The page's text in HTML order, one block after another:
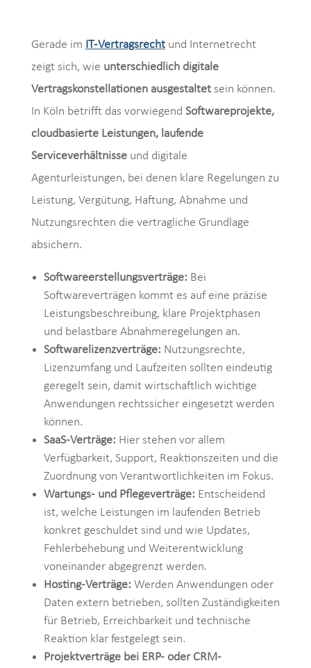
Gerade im IT-Vertragsrechtund Internetrecht
zeigt sich, wie unterschiedlich digitale
Vertragskonstellationen ausgestaltetsein können.
In Köln betrifft das vorwiegend Softwareprojekte,
cloudbasierte Leistungen, laufende
Serviceverhältnisseund digitale
Agenturleistungen, bei denen klare Regelungen zu
Leistung, Vergütung, Haftung, Abnahme und
Nutzungsrechten die vertragliche Grundlage
absichern.
Softwareerstellungsverträge: Bei
Softwareverträgen kommt es auf eine präzise
Leistungsbeschreibung, klare Projektphasen
und belastbare Abnahmeregelungen an.
Softwarelizenzverträge: Nutzungsrechte,
Lizenzumfang und Laufzeiten sollten eindeutig
geregelt sein, damit wirtschaftlich wichtige
Anwendungen rechtssicher eingesetzt werden
können.
SaaS-Verträge: Hier stehen vor allem
Verfügbarkeit, Support, Reaktionszeiten und die
Zuordnung von Verantwortlichkeiten im Fokus.
Wartungs- und Pflegeverträge: Entscheidend
ist, welche Leistungen im laufenden Betrieb
konkret geschuldet sind und wie Updates,
Fehlerbehebung und Weiterentwicklung
voneinander abgegrenzt werden.
Hosting-Verträge: Werden Anwendungen oder
Daten extern betrieben, sollten Zuständigkeiten
für Betrieb, Erreichbarkeit und technische
Reaktion klar festgelegt sein.
Projektverträge bei ERP- oder CRM-